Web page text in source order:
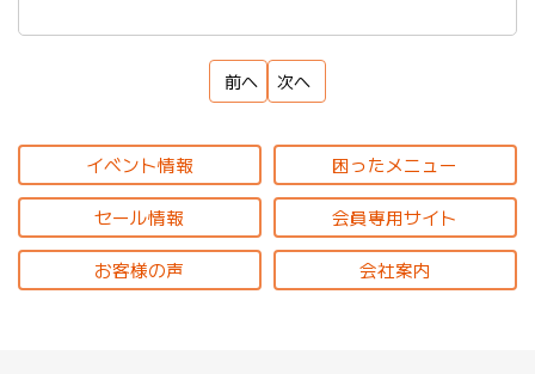
前へ 次へ
イベント情報 困ったメニュー
セール情報 会員専用サイト
お客様の声 会社案内